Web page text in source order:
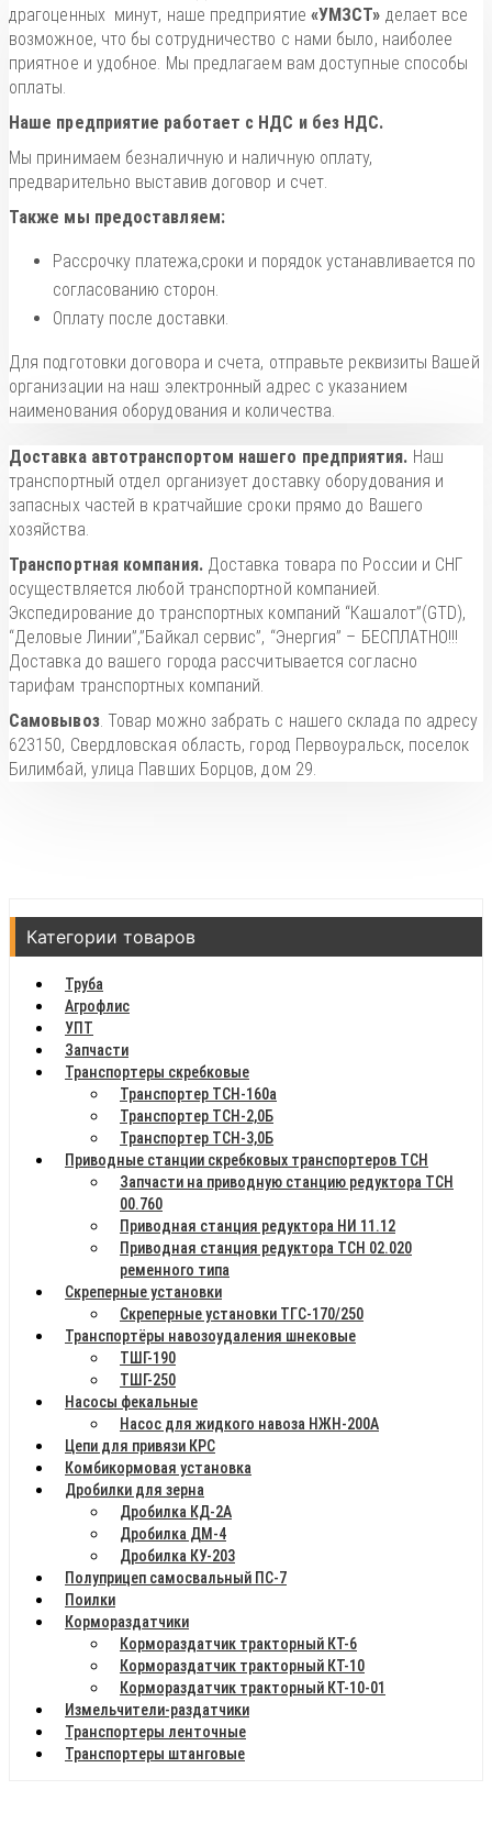
драгоценных минут, наше предприятие «УМЗСТ» делает все
возможное, что бы сотрудничество с нами было, наиболее
приятное и удобное. Мы предлагаем вам доступные способы
оплаты.
Наше предприятие работает с НДС и без НДС.
Мы принимаем безналичную и наличную оплату,
предварительно выставив договор и счет.
Также мы предоставляем:
Рассрочку платежа,сроки и порядок устанавливается по
согласованию сторон.
Оплату после доставки.
Для подготовки договора и счета, отправьте реквизиты Вашей
организации на наш электронный адрес с указанием
наименования оборудования и количества.
Доставка автотранспортом нашего предприятия. Наш
транспортный отдел организует доставку оборудования и
запасных частей в кратчайшие сроки прямо до Вашего
хозяйства.
Транспортная компания.Доставка товара по России и СНГ
осуществляется любой транспортной компанией.
Экспедирование до транспортных компаний “Кашалот”(GTD),
“Деловые Линии”,”Байкал сервис”, “Энергия” – БЕСПЛАТНО!!!
Доставка до вашего города рассчитывается согласно
тарифам транспортных компаний.
Самовывоз. Товар можно забрать с нашего склада по адресу
623150, Свердловская область, город Первоуральск, поселок
Билимбай, улица Павших Борцов, дом 29.
Категории товаров
Труба
Агрофлис
УПТ
Запчасти
Транспортеры скребковые
Транспортер ТСН-160а
Транспортер ТСН-2,0Б
Транспортер ТСН-3,0Б
Приводные станции скребковых транспортеров ТСН
Запчасти на приводную станцию редуктора ТСН
00.760
Приводная станция редуктора НИ 11.12
Приводная станция редуктора ТСН 02.020
ременного типа
Скреперные установки
Скреперные установки ТГС-170/250
Транспортёры навозоудаления шнековые
ТШГ-190
ТШГ-250
Насосы фекальные
Насос для жидкого навоза НЖН-200А
Цепи для привязи КРС
Комбикормовая установка
Дробилки для зерна
Дробилка КД-2А
Дробилка ДМ-4
Дробилка КУ-203
Полуприцеп самосвальный ПС-7
Поилки
Кормораздатчики
Кормораздатчик тракторный КТ-6
Кормораздатчик тракторный КТ-10
Кормораздатчик тракторный КТ-10-01
Измельчители-раздатчики
Транспортеры ленточные
Транспортеры штанговые